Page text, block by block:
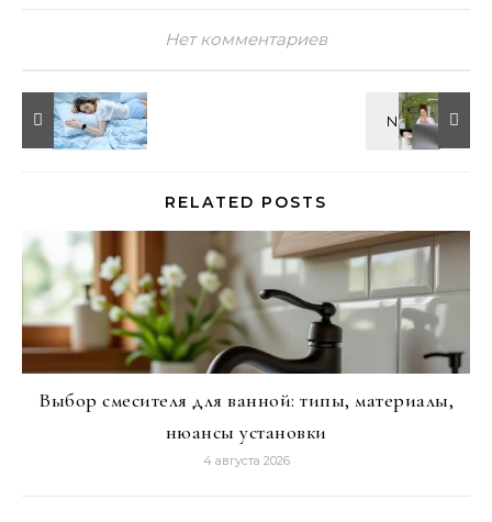
Нет комментариев
RELATED POSTS
Выбор смесителя для ванной: типы, материалы,
нюансы установки
4 августа 2026